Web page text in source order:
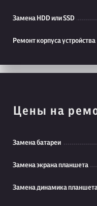
Замена HDD или SSD
Ремонт корпуса устройства
Цены на
Замена батареи
Замена экрана планшета
Замена динамика